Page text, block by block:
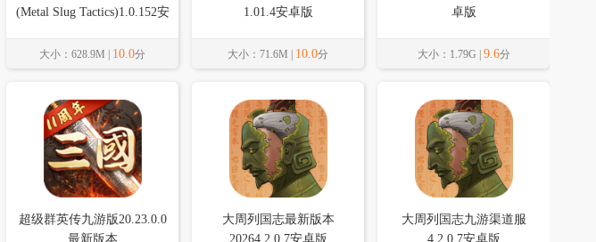
(Metal Slug Tactics)1.0.152安
大小：628.9M | 10.0分
1.01.4安卓版
大小：71.6M | 10.0分
卓版
大小：1.79G | 9.6分
超级群英传九游版20.23.0.0
最新版本
大周列国志最新版本
20264.2.0.7安卓版
大周列国志九游渠道服
4.2.0.7安卓版